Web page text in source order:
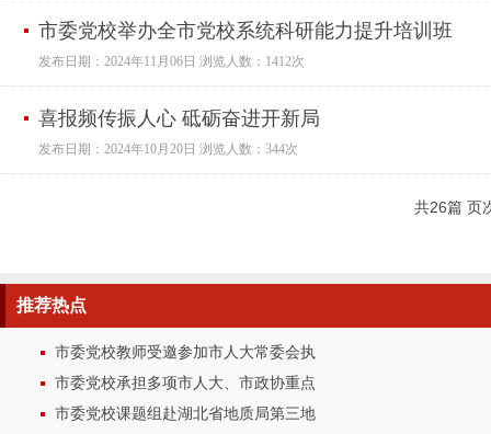
市委党校举办全市党校系统科研能力提升培训班
发布日期：2024年11月06日 浏览人数：1412次
喜报频传振人心 砥砺奋进开新局
发布日期：2024年10月20日 浏览人数：344次
共26篇 页
推荐热点
市委党校教师受邀参加市人大常委会执
市委党校承担多项市人大、市政协重点
市委党校课题组赴湖北省地质局第三地